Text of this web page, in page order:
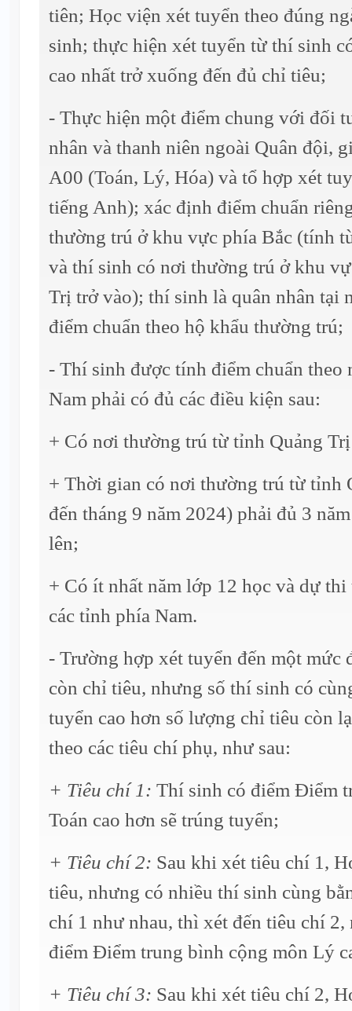
tiên; Học viện xét tuyển theo đúng
sinh; thực hiện xét tuyển từ thí sinh
cao nhất trở xuống đến đủ chỉ tiêu;
- Thực hiện một điểm chung với đối
nhân và thanh niên ngoài Quân đội,
A00 (Toán, Lý, Hóa) và tổ hợp xét
tiếng Anh); xác định điểm chuẩn
thường trú ở khu vực phía Bắc (tính
và thí sinh có nơi thường trú ở khu
Trị trở vào); thí sinh là quân nhân tại
điểm chuẩn theo hộ khẩu thường trú;
- Thí sinh được tính điểm chuẩn
Nam phải có đủ các điều kiện sau:
+ Có nơi thường trú từ tỉnh Quảng
+ Thời gian có nơi thường trú từ tỉnh
đến tháng 9 năm 2024) phải đủ 3
lên;
+ Có ít nhất năm lớp 12 học và dự
các tỉnh phía Nam.
- Trường hợp xét tuyển đến một mức
còn chỉ tiêu, nhưng số thí sinh có
tuyển cao hơn số lượng chỉ tiêu còn
theo các tiêu chí phụ, như sau:
+ Tiêu chí 1: Thí sinh có điểm Điểm
Toán cao hơn sẽ trúng tuyển;
+ Tiêu chí 2: Sau khi xét tiêu chí 1,
tiêu, nhưng có nhiều thí sinh cùng
chí 1 như nhau, thì xét đến tiêu chí
điểm Điểm trung bình cộng môn Lý
+ Tiêu chí 3: Sau khi xét tiêu chí 2,